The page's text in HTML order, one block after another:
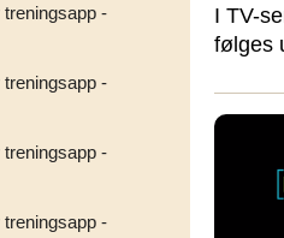
-
-
-
-
I TV-
følges